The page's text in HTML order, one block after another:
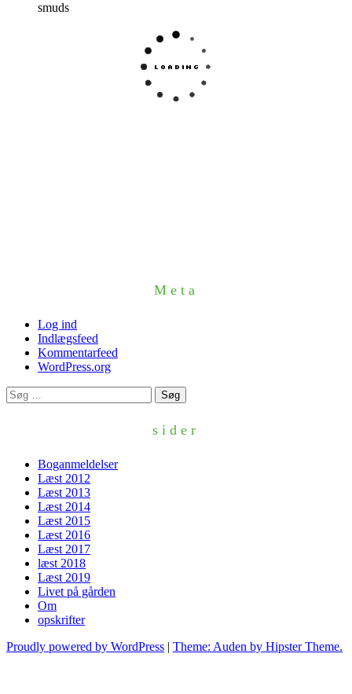
smuds
Meta
Log ind
Indlægsfeed
Kommentarfeed
WordPress.org
Søg
efter:
sider
Boganmeldelser
Læst 2012
Læst 2013
Læst 2014
Læst 2015
Læst 2016
Læst 2017
læst 2018
Læst 2019
Livet på gården
Om
opskrifter
Proudly powered by WordPress | Theme: Auden by Hipster Theme.